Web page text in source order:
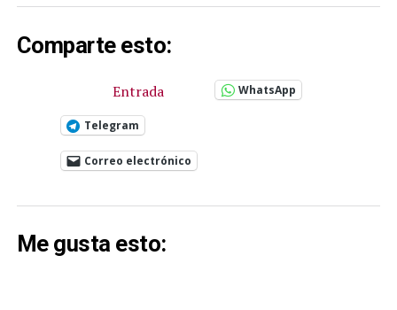
Comparte esto:
Entrada WhatsApp
Telegram
Correo electrónico
Me gusta esto: